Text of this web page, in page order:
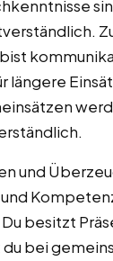
und
besitzt
bei